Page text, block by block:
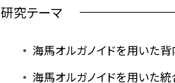
研究テーマ
海馬オルガノイドを用いた
海馬オルガノイドを用いた